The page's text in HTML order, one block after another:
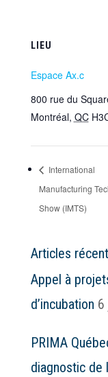
LIEU
Espace Ax.c
800 rue du
Montréal, QC
International
Manufacturing
Show (IMTS)
Articles
Appel à
d’incubation 6
PRIMA
diagnostic de